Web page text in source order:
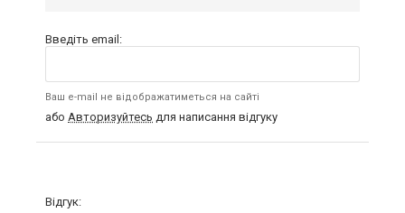
Введіть email:
Ваш e-mail не відображатиметься на сайті
або Авторизуйтесь для написання відгуку
Відгук: